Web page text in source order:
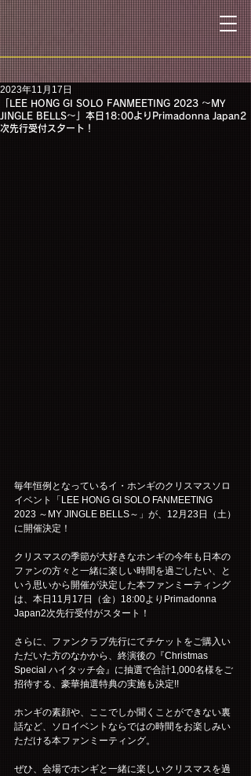
「LEE HONG GI SOLO FANMEETING 2023 ～MY
JINGLE BELLS～」本日18:00よりPrimadonna Japan2
次先行受付スタート！
2023年11月17日
毎年恒例となっているイ・ホンギのクリスマスソロ
イベント「LEE HONG GI SOLO FANMEETING
2023 ～MY JINGLE BELLS～」が、12月23日（土）
に開催決定！
クリスマスの季節が大好きなホンギの今年も日本の
ファンの方々と一緒に楽しい時間を過ごしたい、と
いう思いから開催が決定した本ファンミーティング
は、本日11月17日（金）18:00よりPrimadonna
Japan2次先行受付がスタート！
さらに、ファンクラブ先行にてチケットをご購入い
ただいた方のなかから、終演後の『Christmas
Special ハイタッチ会』に抽選で合計1,000名様をご
招待する、豪華抽選特典の実施も決定!!
ホンギの素顔や、ここでしか聞くことができない裏
話など、ソロイベントならではの時間をお楽しみい
ただける本ファンミーティング。
ぜひ、会場でホンギと一緒に楽しいクリスマスを過